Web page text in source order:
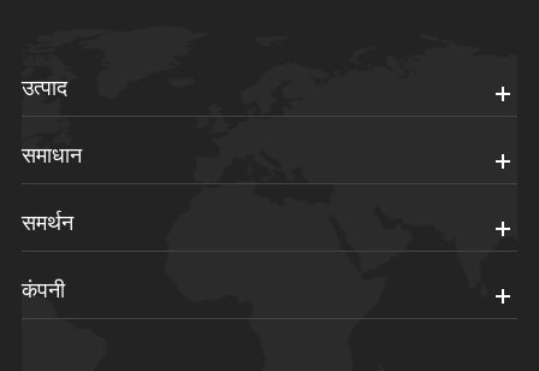
उत्पाद
समाधान
समर्थन
कंपनी